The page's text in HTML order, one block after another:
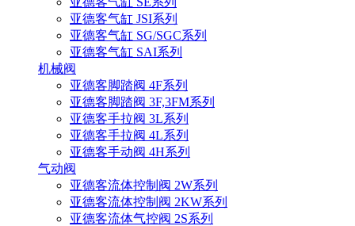
亚德客气缸 JSI系列
亚德客气缸 SG/SGC系列
亚德客气缸 SAI系列
机械阀
亚德客脚踏阀 4F系列
亚德客脚踏阀 3F,3FM系列
亚德客手拉阀 3L系列
亚德客手拉阀 4L系列
亚德客手动阀 4H系列
气动阀
亚德客流体控制阀 2W系列
亚德客流体控制阀 2KW系列
亚德客流体气控阀 2S系列